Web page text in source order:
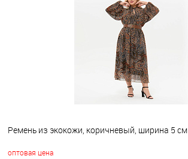
Ремень из экокожи, коричневый, ширина 5 см
оптовая цена